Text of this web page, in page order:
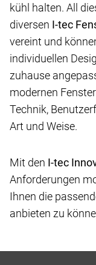
kühl halten. All
diversen I-tec
vereint und
individuellen
zuhause
modernen
Technik,
Art und Weise.
Mit den I-tec
Anforderungen
Ihnen die
anbieten zu